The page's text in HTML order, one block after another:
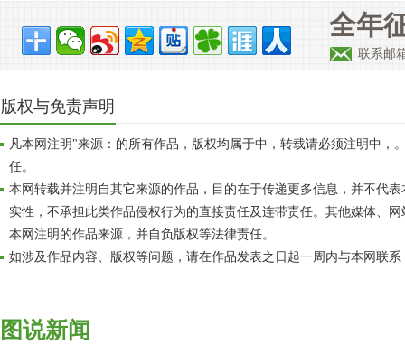
全年
联系邮
版权与免责声明
凡本网注明"来源：的所有作品，版权均属于中，转载请必须注明中，
任。
本网转载并注明自其它来源的作品，目的在于传递更多信息，并不代
实性，不承担此类作品侵权行为的直接责任及连带责任。其他媒体、
本网注明的作品来源，并自负版权等法律责任。
如涉及作品内容、版权等问题，请在作品发表之日起一周内与本网联
图说新闻